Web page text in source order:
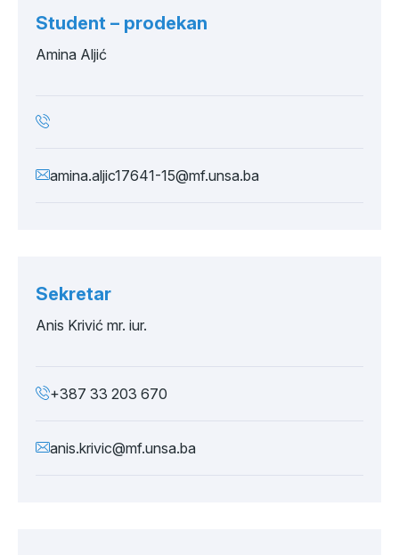
Student – prodekan
Amina Aljić
amina.aljic17641-15@mf.unsa.ba
Sekretar
Anis Krivić mr. iur.
+387 33 203 670
anis.krivic@mf.unsa.ba